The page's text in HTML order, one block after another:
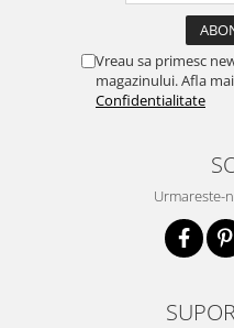
Vreau sa primesc
magazinului. Afla
Confidentialitate
Urmareste-